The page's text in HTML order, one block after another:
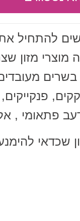
להתחיל את
מוצרי מזון
בשרים
פתאומי ,
שכדאי